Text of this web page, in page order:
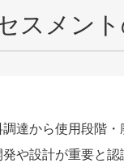
スメント
達から使用段階
や設計が重要と